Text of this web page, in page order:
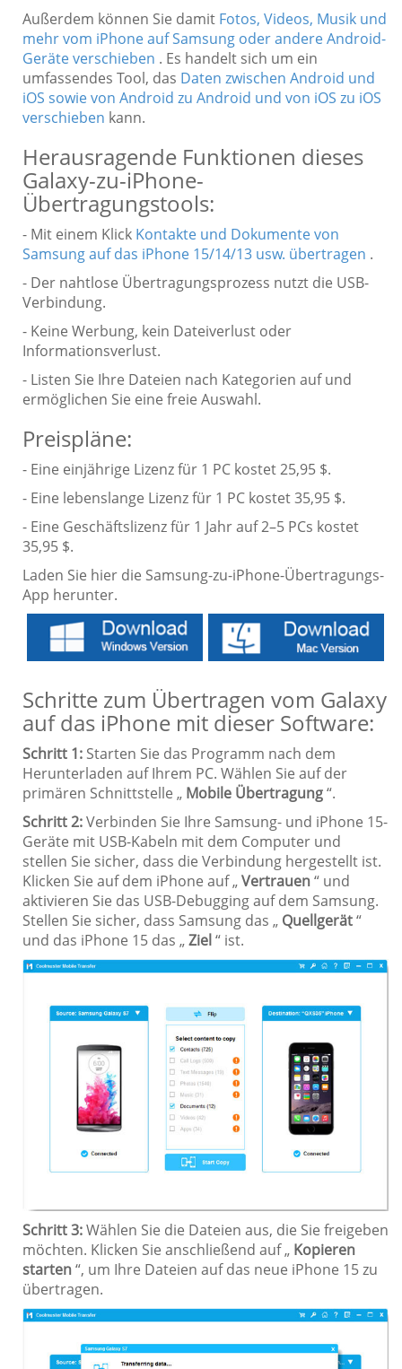
Außerdem können Sie damit Fotos, Videos, Musik und
mehr vom iPhone auf Samsung oder andere Android-
Geräte verschieben . Es handelt sich um ein
umfassendes Tool, das Daten zwischen Android und
iOS sowie von Android zu Android und von iOS zu iOS
verschieben kann.
Herausragende Funktionen dieses
Galaxy-zu-iPhone-
Übertragungstools:
- Mit einem Klick Kontakte und Dokumente von
Samsung auf das iPhone 15/14/13 usw. übertragen .
- Der nahtlose Übertragungsprozess nutzt die USB-
Verbindung.
- Keine Werbung, kein Dateiverlust oder
Informationsverlust.
- Listen Sie Ihre Dateien nach Kategorien auf und
ermöglichen Sie eine freie Auswahl.
Preispläne:
- Eine einjährige Lizenz für 1 PC kostet 25,95 $.
- Eine lebenslange Lizenz für 1 PC kostet 35,95 $.
- Eine Geschäftslizenz für 1 Jahr auf 2–5 PCs kostet
35,95 $.
Laden Sie hier die Samsung-zu-iPhone-Übertragungs-
App herunter.
Schritte zum Übertragen vom Galaxy
auf das iPhone mit dieser Software:
Schritt 1: Starten Sie das Programm nach dem
Herunterladen auf Ihrem PC. Wählen Sie auf der
primären Schnittstelle „ Mobile Übertragung“.
Schritt 2:Verbinden Sie Ihre Samsung- und iPhone 15-
Geräte mit USB-Kabeln mit dem Computer und
stellen Sie sicher, dass die Verbindung hergestellt ist.
Klicken Sie auf dem iPhone auf „Vertrauen“ und
aktivieren Sie das USB-Debugging auf dem Samsung.
Stellen Sie sicher, dass Samsung das „ Quellgerät“
und das iPhone 15 das „Ziel “ ist.
Schritt 3:Wählen Sie die Dateien aus, die Sie freigeben
möchten. Klicken Sie anschließend auf „ Kopieren
starten“, um Ihre Dateien auf das neue iPhone 15 zu
übertragen.